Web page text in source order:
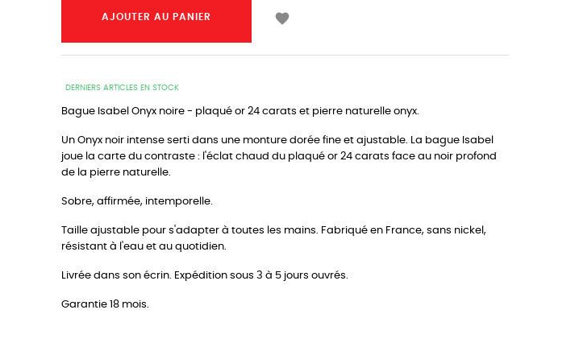
AJOUTER AU PANIER 
DERNIERS ARTICLES EN STOCK
Bague Isabel Onyx noire - plaqué or 24 carats et pierre naturelle onyx.
Un Onyx noir intense serti dans une monture dorée fine et ajustable. La bague Isabel
joue la carte du contraste : l'éclat chaud du plaqué or 24 carats face au noir profond
de la pierre naturelle.
Sobre, affirmée, intemporelle.
Taille ajustable pour s'adapter à toutes les mains. Fabriqué en France, sans nickel,
résistant à l'eau et au quotidien.
Livrée dans son écrin. Expédition sous 3 à 5 jours ouvrés.
Garantie 18 mois.